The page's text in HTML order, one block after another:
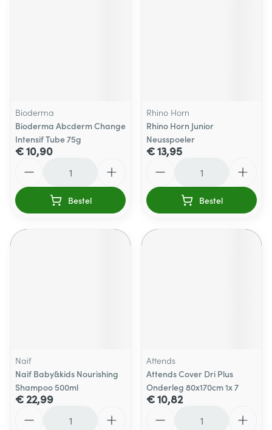
Bioderma
Bioderma Abcderm Change
Intensif Tube 75g
€ 10,90
Bestel
Rhino Horn
Rhino Horn Junior
Neusspoeler
€ 13,95
Bestel
Naif
Naif Baby&kids Nourishing
Shampoo 500ml
€ 22,99
Attends
Attends Cover Dri Plus
Onderleg 80x170cm 1x 7
€ 10,82